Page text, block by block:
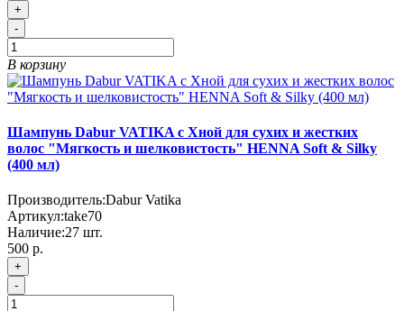
+
-
В корзину
Шампунь Dabur VATIKA с Хной для сухих и жестких
волос "Мягкость и шелковистость" HENNA Soft & Silky
(400 мл)
Производитель:Dabur Vatika
Артикул:take70
Наличие:27 шт.
500 р.
+
-